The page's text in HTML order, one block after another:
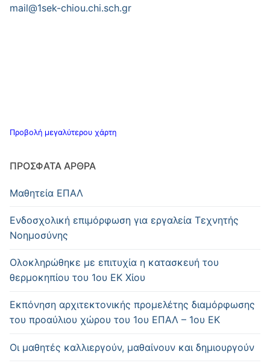
mail@1sek-chiou.chi.sch.gr
Προβολή μεγαλύτερου χάρτη
ΠΡΌΣΦΑΤΑ ΆΡΘΡΑ
Μαθητεία ΕΠΑΛ
Ενδοσχολική επιμόρφωση για εργαλεία Τεχνητής
Νοημοσύνης
Oλοκληρώθηκε με επιτυχία η κατασκευή του
θερμοκηπίου του 1ου ΕΚ Χίου
Εκπόνηση αρχιτεκτονικής προμελέτης διαμόρφωσης
του προαύλιου χώρου του 1ου ΕΠΑΛ – 1ου ΕΚ
Οι μαθητές καλλιεργούν, μαθαίνουν και δημιουργούν